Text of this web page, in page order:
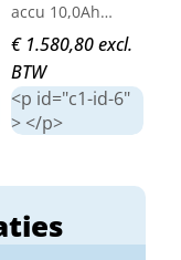
accu 10,0Ah
Uitlopend
€ 1.580,80 excl.
BTW
<p id="c1-id-6"
> </p>